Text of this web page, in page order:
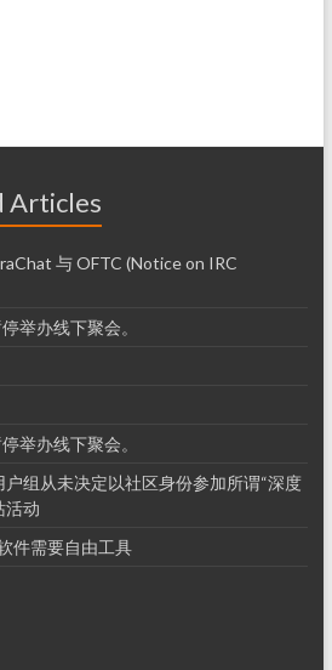
Articles
与 OFTC (Notice on IRC
举办线下聚会。
举办线下聚会。
组从未决定以社区身份参加所谓“深度
活动
件需要自由工具